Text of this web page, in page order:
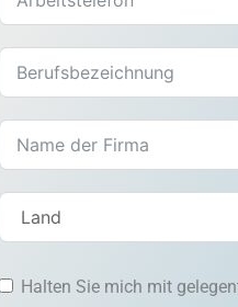
Halten Sie mich mit